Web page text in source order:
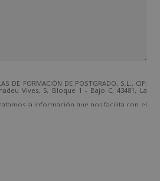
DE FORMACIÓN DE POSTGRADO, S.L., CIF:
Vives, 5, Bloque 1 - Bajo C, 43481, La
la información que nos facilita con el
tipo de productos que fueran de su
derechos identificándose suficientemente,
nuestra Política de Privacidad.